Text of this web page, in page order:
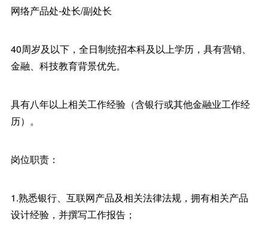
网络产品处-处长/副处长
40周岁及以下，全日制统招本科及以上学历，具有营销、
金融、科技教育背景优先。
具有八年以上相关工作经验（含银行或其他金融业工作经
历）。
岗位职责：
1.熟悉银行、互联网产品及相关法律法规，拥有相关产品
设计经验，并撰写工作报告；